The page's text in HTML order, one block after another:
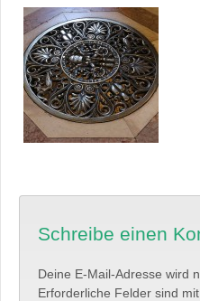
Schreibe einen
Deine E-Mail-Adresse wird
Erforderliche Felder sind mit